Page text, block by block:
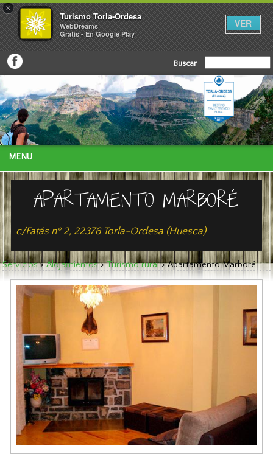
×
Turismo Torla-Ordesa
WebDreams
Gratis - En Google Play
VER
Buscar
MENU
APARTAMENTO MARBORÉ
c/Fatás nº 2, 22376 Torla-Ordesa (Huesca)
Servicios>Alojamientos>Turísmo rural>Apartamento Marboré